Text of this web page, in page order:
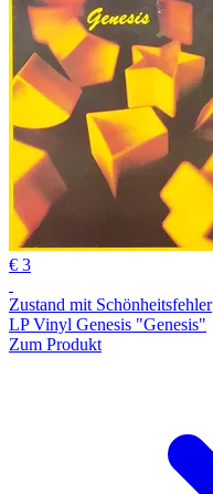
€ 3
Zustand mit Schönheitsfehler
LP Vinyl Genesis "Genesis"
Zum Produkt